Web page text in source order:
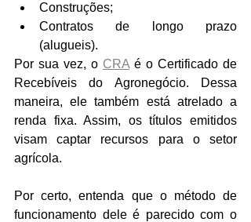
Construções;
Contratos de longo prazo
(alugueis).
Por sua vez, o CRA é o Certificado de
Recebíveis do Agronegócio. Dessa
maneira, ele também está atrelado a
renda fixa. Assim, os títulos emitidos
visam captar recursos para o setor
agrícola.
Por certo, entenda que o método de
funcionamento dele é parecido com o